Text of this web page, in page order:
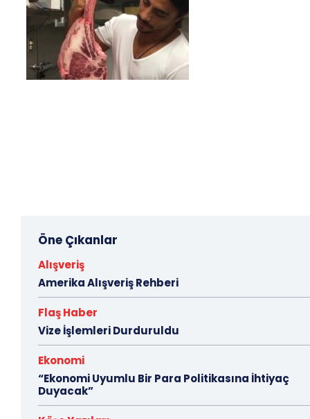
Öne Çıkanlar
Alışveriş
Amerika Alışveriş Rehberi
Flaş Haber
Vize İşlemleri Durduruldu
Ekonomi
“Ekonomi Uyumlu Bir Para Politikasına İhtiyaç
Duyacak”